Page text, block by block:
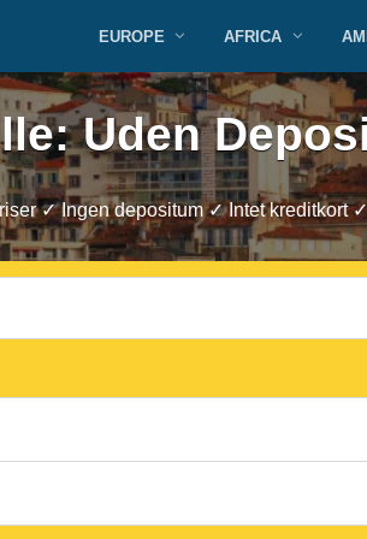
EUROPE AFRICA
Uden
✓ Ingen depositum ✓ Intet kreditkort